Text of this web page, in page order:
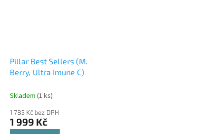
Pillar Best Sellers (M.
Berry, Ultra Imune C)
Skladem (1 ks)
1 785 Kč bez DPH
1 999 Kč